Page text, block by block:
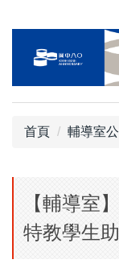
到
內
首頁 輔導室
【輔導室
特教學生